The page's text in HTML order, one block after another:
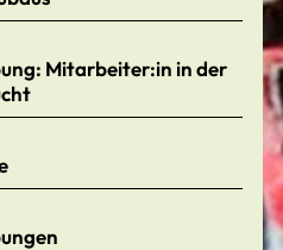
Mitarbeiter:in in der